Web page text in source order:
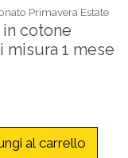
Primavera Estate
cotone
misura 1 mese
al carrello